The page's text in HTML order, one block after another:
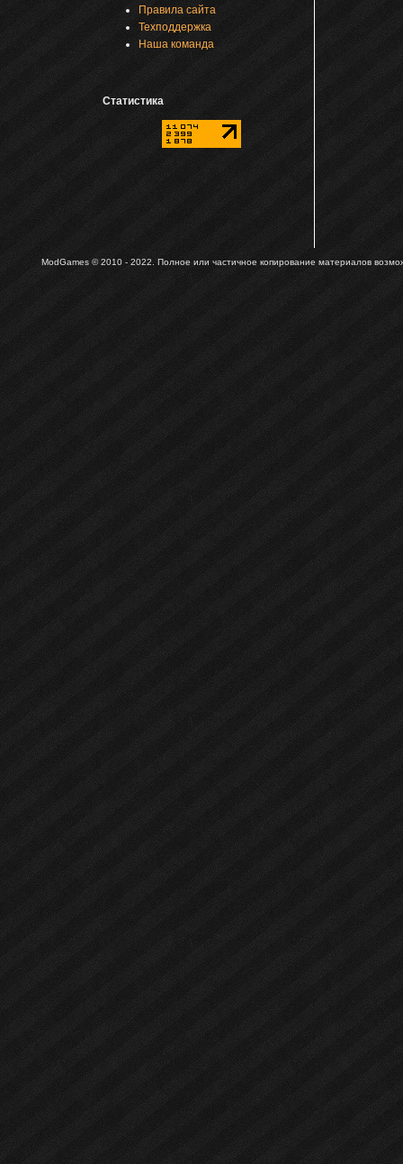
Правила сайта
Техподдержка
Наша команда
Статистика
ModGames © 2010 - 2022. Полное или частичное копирование материалов